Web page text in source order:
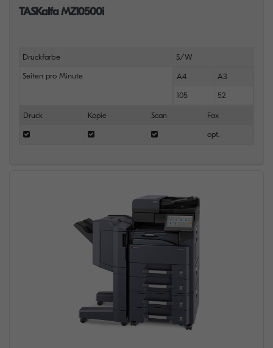
TASKalfa MZ10500i
Druckfarbe S/W
Seiten pro Minute A4 A3
105 52
Druck Kopie Scan Fax
opt.